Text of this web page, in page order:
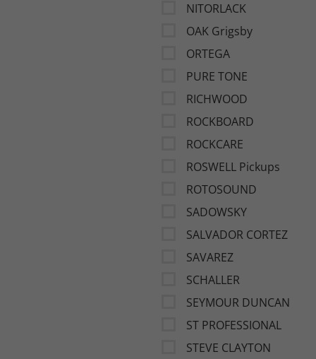
NITORLACK
OAK Grigsby
ORTEGA
PURE TONE
RICHWOOD
ROCKBOARD
ROCKCARE
ROSWELL Pickups
ROTOSOUND
SADOWSKY
SALVADOR CORTEZ
SAVAREZ
SCHALLER
SEYMOUR DUNCAN
ST PROFESSIONAL
STEVE CLAYTON